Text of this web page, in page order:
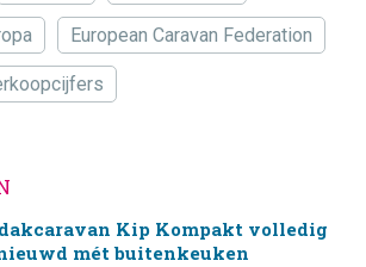
European Caravan Federation
Kip Kompakt volledig
mét buitenkeuken